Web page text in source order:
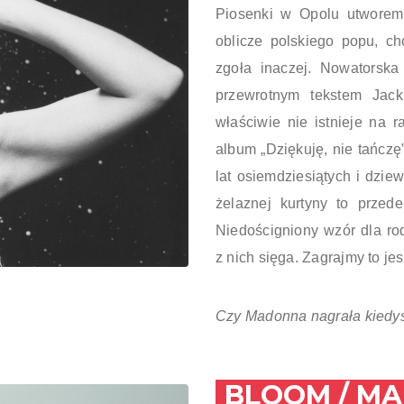
Piosenki w Opolu
oblicze polskiego popu,
zgoła inaczej.
przewrotnym tekstem
właściwie nie istnieje na
album „Dziękuję, nie
lat osiemdziesiątych i
żelaznej kurtyny to
Niedościgniony wzór dla
z nich sięga. Zagrajmy to
Czy Madonna nagrała
BLOOM /